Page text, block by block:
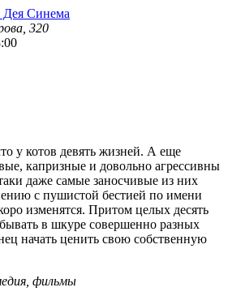
320
у котов девять жизней. А еще
капризные и довольно агрессивны
даже самые заносчивые из них
с пушистой бестией по имени
изменятся. Притом целых десять
в шкуре совершенно разных
начать ценить свою собственную
фильмы